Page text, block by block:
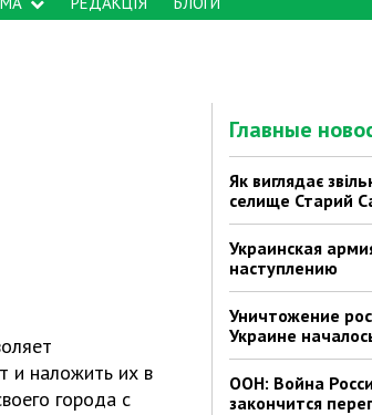
и наложить их в
города с
Главные
Як виглядає
селище Старий
Украинская
наступлению
Уничтожение
Украине
ООН: Война
закончится